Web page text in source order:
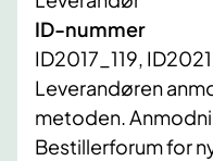
ID-nummer
ID2017_119,
Leverandøren
metoden.
Bestillerforum for